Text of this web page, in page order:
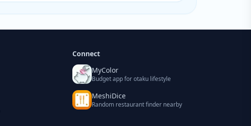
Connect
MyColor
Budget app for otaku lifestyle
MeshiDice
Random restaurant finder nearby